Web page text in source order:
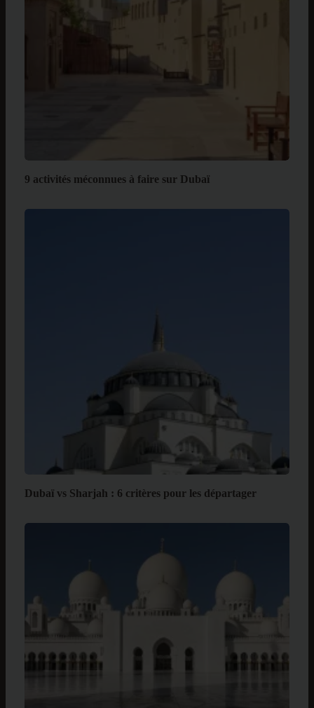
9 activités méconnues à faire sur Dubaï
Dubaï vs Sharjah : 6 critères pour les départager